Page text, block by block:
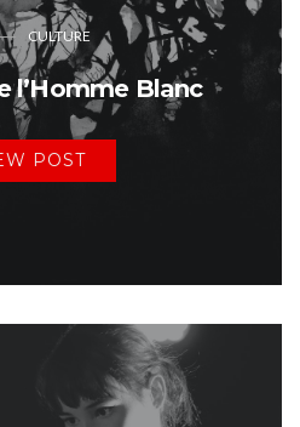
CULTURE
l’Homme Blanc
POST